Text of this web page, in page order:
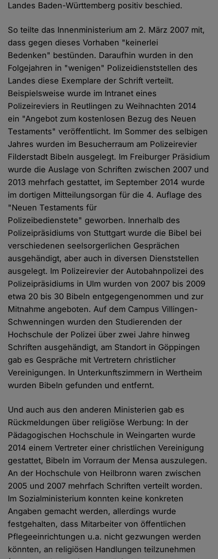
Landes Baden-Württemberg positiv beschied.
So teilte das Innenministerium am 2. März 2007 mit,
dass gegen dieses Vorhaben "keinerlei
Bedenken" bestünden. Daraufhin wurden in den
Folgejahren in "wenigen" Polizeidienststellen des
Landes diese Exemplare der Schrift verteilt.
Beispielsweise wurde im Intranet eines
Polizeireviers in Reutlingen zu Weihnachten 2014
ein "Angebot zum kostenlosen Bezug des Neuen
Testaments" veröffentlicht. Im Sommer des selbigen
Jahres wurden im Besucherraum am Polizeirevier
Filderstadt Bibeln ausgelegt. Im Freiburger Präsidium
wurde die Auslage von Schriften zwischen 2007 und
2013 mehrfach gestattet, im September 2014 wurde
im dortigen Mitteilungsorgan für die 4. Auflage des
"Neuen Testaments für
Polizeibedienstete" geworben. Innerhalb des
Polizeipräsidiums von Stuttgart wurde die Bibel bei
verschiedenen seelsorgerlichen Gesprächen
ausgehändigt, aber auch in diversen Dienststellen
ausgelegt. Im Polizeirevier der Autobahnpolizei des
Polizeipräsidiums in Ulm wurden von 2007 bis 2009
etwa 20 bis 30 Bibeln entgegengenommen und zur
Mitnahme angeboten. Auf dem Campus Villingen-
Schwenningen wurden den Studierenden der
Hochschule der Polizei über zwei Jahre hinweg
Schriften ausgehändigt, am Standort in Göppingen
gab es Gespräche mit Vertretern christlicher
Vereinigungen. In Unterkunftszimmern in Wertheim
wurden Bibeln gefunden und entfernt.
Und auch aus den anderen Ministerien gab es
Rückmeldungen über religiöse Werbung: In der
Pädagogischen Hochschule in Weingarten wurde
2014 einem Vertreter einer christlichen Vereinigung
gestattet, Bibeln im Vorraum der Mensa auszulegen.
An der Hochschule von Heilbronn waren zwischen
2005 und 2007 mehrfach Schriften verteilt worden.
Im Sozialministerium konnten keine konkreten
Angaben gemacht werden, allerdings wurde
festgehalten, dass Mitarbeiter von öffentlichen
Pflegeeinrichtungen u.a. nicht gezwungen werden
könnten, an religiösen Handlungen teilzunehmen